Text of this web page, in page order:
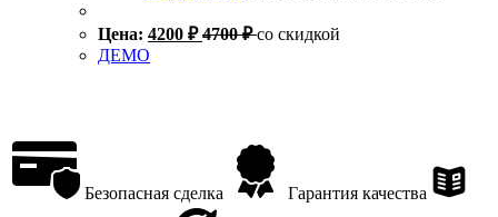
Цена: 4200 ₽ 4700₽ со скидкой
ДЕМО
Безопасная сделка Гарантия качества